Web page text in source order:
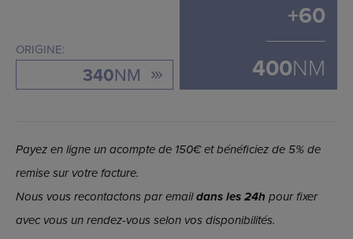
ORIGINE:
340NM
+60
400NM
Payez en ligne un acompte de 150€ et bénéficiez de 5% de
remise sur votre facture.
Nous vous recontactons par emaildans les 24h pour fixer
avec vous un rendez-vous selon vos disponibilités.